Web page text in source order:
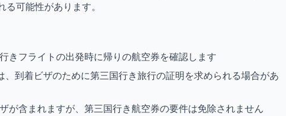
可能性があります。
きフライトの出発時に帰りの航空券を確認します
到着ビザのために第三国行き旅行の証明を求められる場合があ
が含まれますが、第三国行き航空券の要件は免除されません